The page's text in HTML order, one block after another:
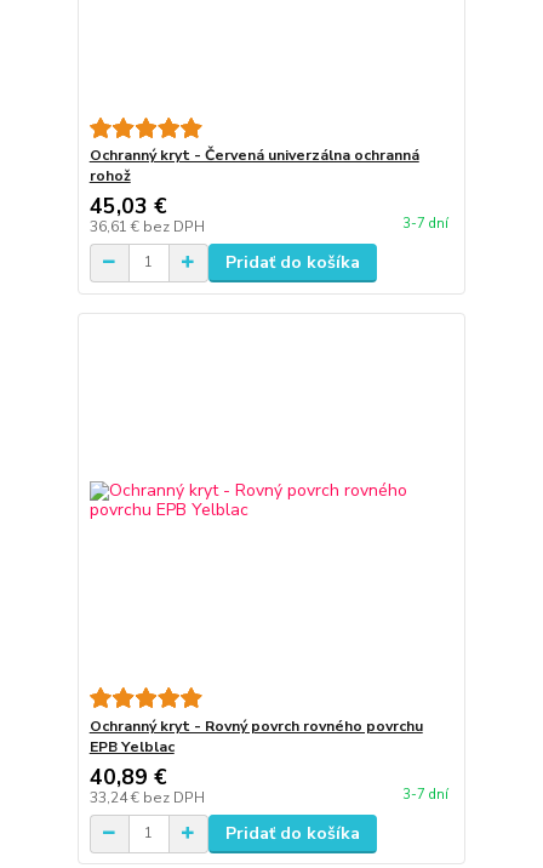
Ochranný kryt - Červená univerzálna ochranná
rohož
45,03 €
36,61 € bez DPH 3-7 dní
Pridať do košíka
Ochranný kryt - Rovný povrch rovného povrchu
EPB Yelblac
40,89 €
33,24 € bez DPH 3-7 dní
Pridať do košíka